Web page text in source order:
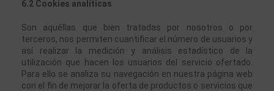
6.2 Cookies analíticas
Son aquéllas que bien tratadas por nosotros o por
terceros, nos permiten cuantificar el número de usuarios y
así realizar la medición y análisis estadístico de la
utilización que hacen los usuarios del servicio ofertado.
Para ello se analiza su navegación en nuestra página web
con el fin de mejorar la oferta de productos o servicios que